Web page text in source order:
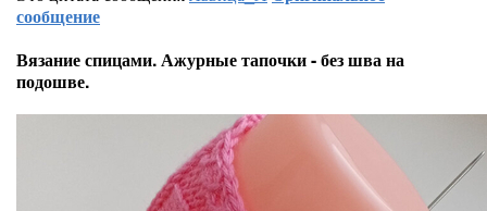
сообщение
Вязание спицами. Ажурные тапочки - без шва на
подошве.